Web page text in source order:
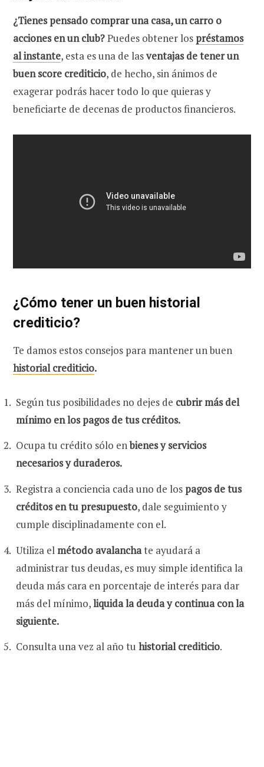
¿Tienes pensado comprar una casa, un carro o
acciones en un club?Puedes obtener los préstamos
al instante, esta es una de lasventajas de tener un
buen score crediticio, de hecho, sin ánimos de
exagerar podrás hacer todo lo que quieras y
beneficiarte de decenas de productos financieros.
¿Cómo tener un buen historial
crediticio?
Te damos estos consejos para mantener un buen
historial crediticio.
Según tus posibilidades no dejes de cubrir más del
mínimo en los pagos de tus créditos.
Ocupa tu crédito sólo enbienes y servicios
necesarios y duraderos.
Registra a conciencia cada uno de los pagos de tus
créditos en tu presupuesto, dale seguimiento y
cumple disciplinadamente con el.
Utiliza elmétodo avalanchate ayudará a
administrar tus deudas, es muy simple identifica la
deuda más cara en porcentaje de interés para dar
más del mínimo,liquida la deuda y continua con la
siguiente.
Consulta una vez al año tu historial crediticio.